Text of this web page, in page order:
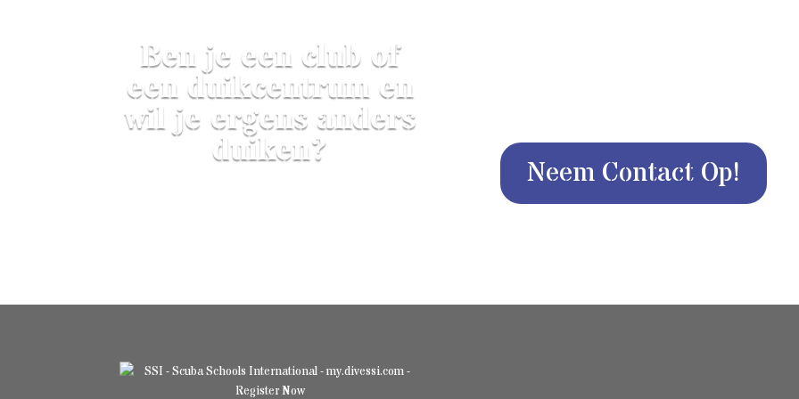
Ben je een club of
een duikcentrum en
wil je ergens anders
duiken?
Neem Contact Op!